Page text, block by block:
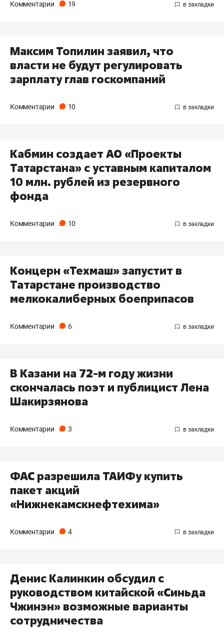
Комментарии 19
Максим Топилин заявил, что
власти не будут регулировать
зарплату глав госкомпаний
Комментарии 10
​Кабмин создает АО «Проекты
Татарстана» с уставным капиталом
10 млн. рублей из резервного
фонда
Комментарии 10
Концерн «Техмаш» запустит в
Татарстане производство
мелкокалиберных боеприпасов
Комментарии 6
В Казани на 72-м году жизни
скончалась поэт и публицист Лена
Шакирзянова
Комментарии 3
ФАС разрешила ТАИФу купить
пакет акций
«Нижнекамскнефтехима»
Комментарии 4
Денис Калинкин обсудил с
руководством китайской «Синьда
Чжинэн» возможные варианты
сотрудничества